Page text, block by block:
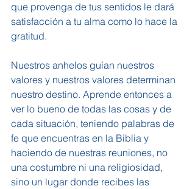
que provenga de tus sentidos le dará
satisfacción a tu alma como lo hace la
gratitud.
Nuestros anhelos guían nuestros
valores y nuestros valores determinan
nuestro destino. Aprende entonces a
ver lo bueno de todas las cosas y de
cada situación, teniendo palabras de
fe que encuentras en la Biblia y
haciendo de nuestras reuniones, no
una costumbre ni una religiosidad,
sino un lugar donde recibes las